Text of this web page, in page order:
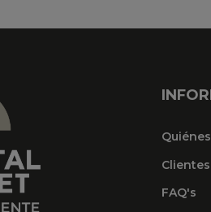
FAQ's